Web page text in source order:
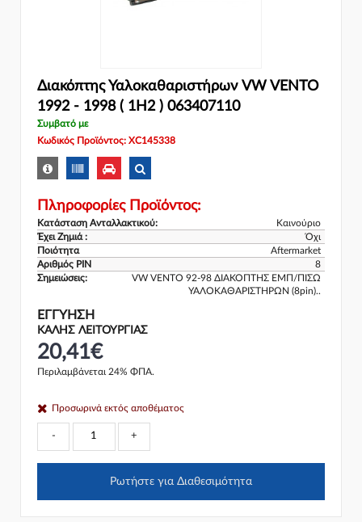
Διακόπτης Υαλοκαθαριστήρων VW VENTO
1992 - 1998 ( 1H2 ) 063407110
Συμβατό με
Κωδικός Προϊόντος: XC145338
Πληροφορίες Προϊόντος:
Κατάσταση Ανταλλακτικού:
Καινούριο
Έχει Ζημιά :
Όχι
Ποιότητα
Aftermarket
Αριθμός PIN
8
Σημειώσεις:
VW VENTO 92-98 ΔΙΑΚΟΠΤΗΣ ΕΜΠ/ΠΙΣΩ
ΥΑΛΟΚΑΘΑΡΙΣΤΗΡΩΝ (8pin)..
ΕΓΓΎΗΣΗ
ΚΑΛΗΣ ΛΕΙΤΟΥΡΓΙΑΣ
20,41€
Περιλαμβάνεται 24% ΦΠΑ.
Προσωρινά εκτός αποθέματος
- +
Ρωτήστε για Διαθεσιμότητα